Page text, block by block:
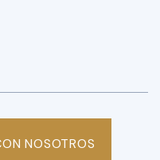
NOSOTROS